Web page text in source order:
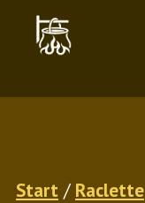
ZumStart / Raclette